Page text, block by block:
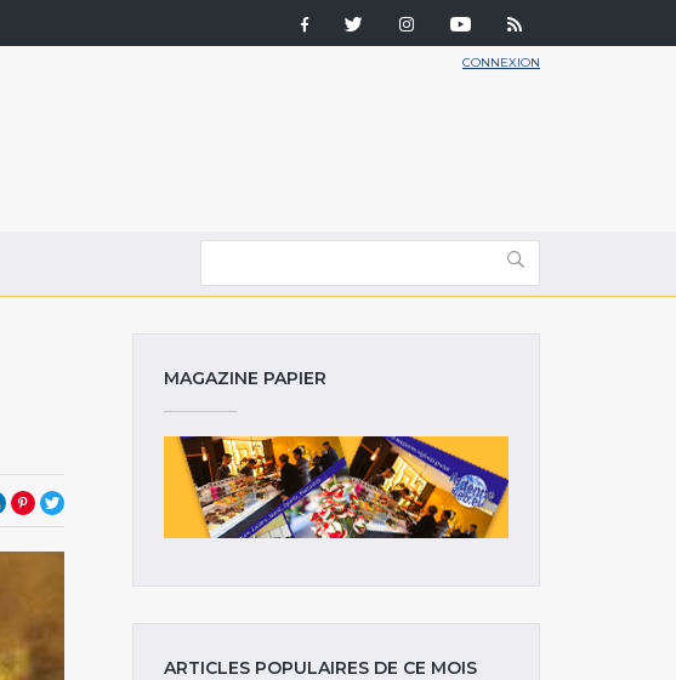
CONNEXION
MAGAZINE PAPIER
ARTICLES POPULAIRES DE CE MOIS